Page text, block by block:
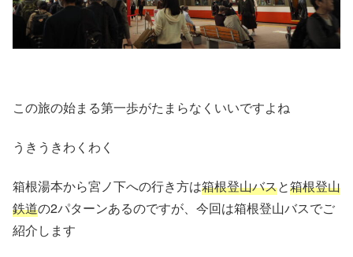
この旅の始まる第一歩がたまらなくいいですよね
うきうきわくわく
箱根湯本から宮ノ下への行き方は箱根登山バスと箱根登山
鉄道の2パターンあるのですが、今回は箱根登山バスでご
紹介します